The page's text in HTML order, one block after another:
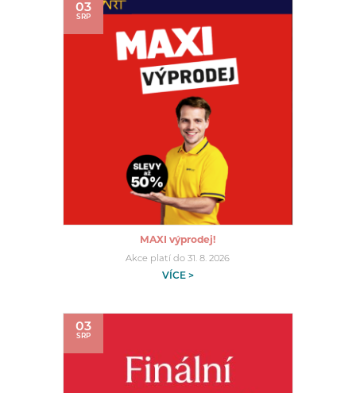
03
SRP
MAXI výprodej!
Akce platí do 31. 8. 2026
VÍCE >
03
SRP